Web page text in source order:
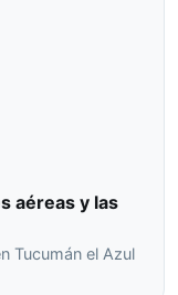
aéreas y las
Tucumán el Azul